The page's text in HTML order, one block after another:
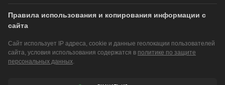
Правила использования и копирования информации с
сайта
Сайт использует IP адреса, cookie и данные геолокации пользователей
сайта, условия использования содержатся в политике по защите
персональных данных.